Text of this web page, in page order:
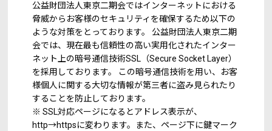
公益財団法人東京二期会ではインターネットにおける
脅威からお客様のセキュリティを確保するため以下の
ような対策をとっております。 公益財団法人東京二期
会では、現在最も信頼性の高い実用化されたインター
ネット上の暗号通信技術SSL（Secure Socket Layer）
を採用しております。 この暗号通信技術を用い、お客
様個人に関する大切な情報が第三者に盗み見られたり
することを防止しております。
※ SSL対応ページになるとアドレス表示が、
http→httpsに変わります。また、ページ下に鍵マーク